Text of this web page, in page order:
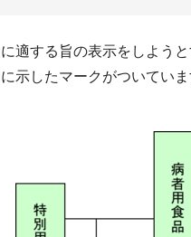
する旨の表示をしよう
示したマークがついていま